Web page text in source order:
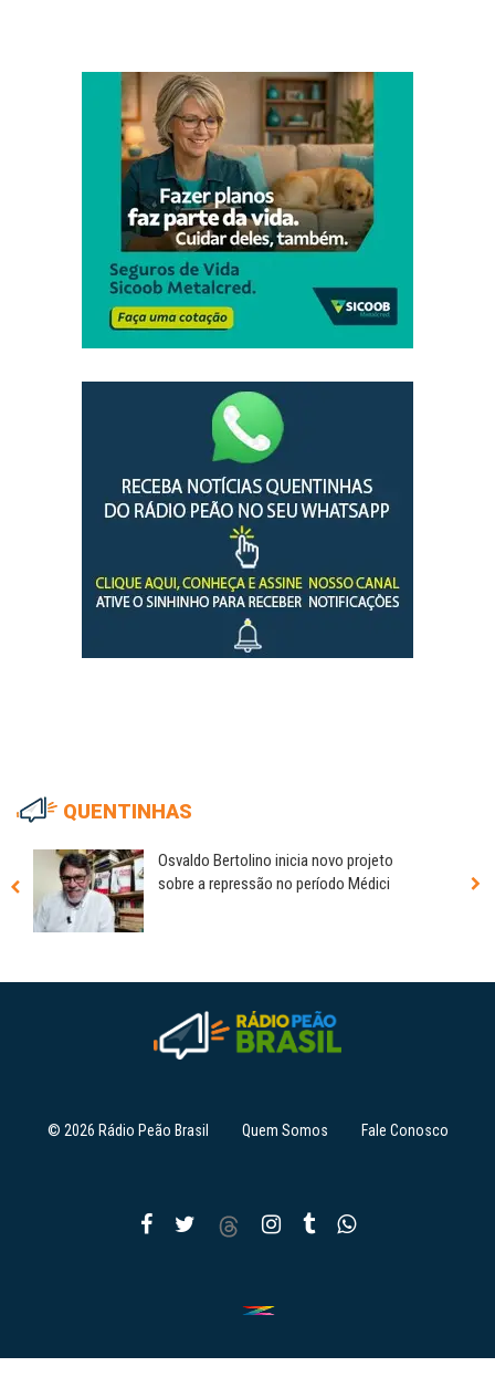
QUENTINHAS
Osvaldo Bertolino inicia novo projeto
sobre a repressão no período Médici
© 2026 Rádio Peão Brasil Quem Somos Fale Conosco